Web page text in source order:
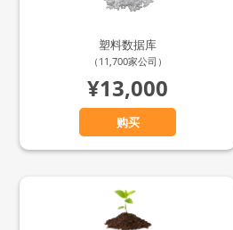
塑料数据库
（11,700家公司）
¥13,000
购买